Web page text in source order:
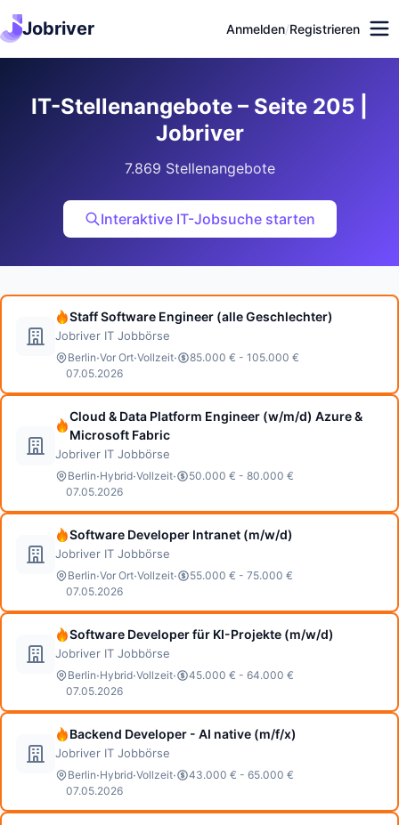
Jobriver Anmelden/Registrieren
IT-Stellenangebote – Seite 205 |
Jobriver
7.869 Stellenangebote
Interaktive IT-Jobsuche starten
Staff Software Engineer (alle Geschlechter)
Jobriver IT Jobbörse
Berlin·Vor Ort·Vollzeit·
85.000 € - 105.000 €
07.05.2026
Cloud & Data Platform Engineer (w/m/d) Azure &
Microsoft Fabric
Jobriver IT Jobbörse
Berlin·Hybrid·Vollzeit·
50.000 € - 80.000 €
07.05.2026
Software Developer Intranet (m/w/d)
Jobriver IT Jobbörse
Berlin·Vor Ort·Vollzeit·
55.000 € - 75.000 €
07.05.2026
Software Developer für KI-Projekte (m/w/d)
Jobriver IT Jobbörse
Berlin·Hybrid·Vollzeit·
45.000 € - 64.000 €
07.05.2026
Backend Developer - AI native (m/f/x)
Jobriver IT Jobbörse
Berlin·Hybrid·Vollzeit·
43.000 € - 65.000 €
07.05.2026